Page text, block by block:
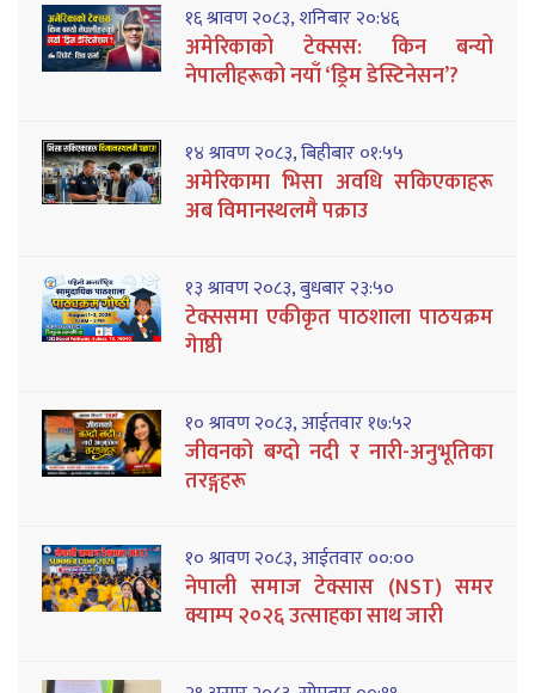
१६ श्रावण २०८३, शनिबार २०:४६
अमेरिकाको टेक्सस: किन बन्यो
नेपालीहरूको नयाँ ‘ड्रिम डेस्टिनेसन’?
१४ श्रावण २०८३, बिहीबार ०१:५५
अमेरिकामा भिसा अवधि सकिएकाहरू
अब विमानस्थलमै पक्राउ
१३ श्रावण २०८३, बुधबार २३:५०
टेक्ससमा एकीकृत पाठशाला पाठयक्रम
गेाष्ठी
१० श्रावण २०८३, आईतवार १७:५२
जीवनको बग्दो नदी र नारी-अनुभूतिका
तरङ्गहरू
१० श्रावण २०८३, आईतवार ००:००
नेपाली समाज टेक्सास (NST) समर
क्याम्प २०२६ उत्साहका साथ जारी